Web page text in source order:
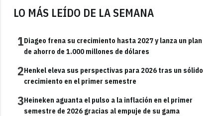
LO MÁS LEÍDO DE LA SEMANA
1Diageo frena su crecimiento hasta 2027 y lanza un plan
de ahorro de 1.000 millones de dólares
2Henkel eleva sus perspectivas para 2026 tras un sólido
crecimiento en el primer semestre
3Heineken aguanta el pulso a la inflación en el primer
semestre de 2026 gracias al empuje de su gama